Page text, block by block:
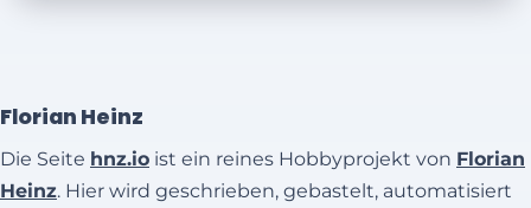
Florian Heinz
Die Seite hnz.io ist ein reines Hobbyprojekt von Florian
Heinz. Hier wird geschrieben, gebastelt, automatisiert